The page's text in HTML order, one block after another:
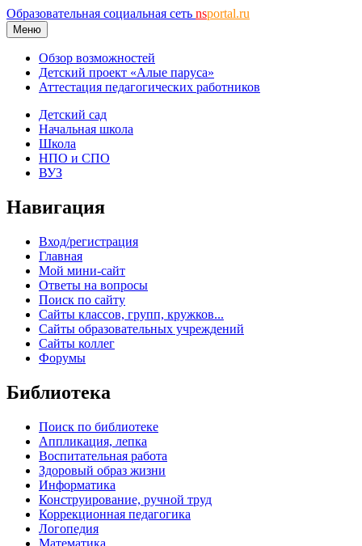
Образовательная социальная сеть nsportal.ru
Меню
Обзор возможностей
Детский проект «Алые паруса»
Аттестация педагогических работников
Детский сад
Начальная школа
Школа
НПО и СПО
ВУЗ
Навигация
Вход/регистрация
Главная
Мой мини-сайт
Ответы на вопросы
Поиск по сайту
Сайты классов, групп, кружков...
Сайты образовательных учреждений
Сайты коллег
Форумы
Библиотека
Поиск по библиотеке
Аппликация, лепка
Воспитательная работа
Здоровый образ жизни
Информатика
Конструирование, ручной труд
Коррекционная педагогика
Логопедия
Математика